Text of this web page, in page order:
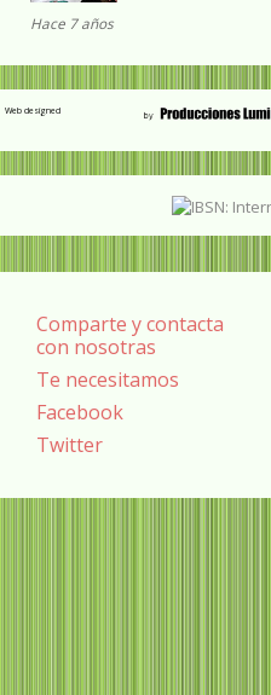
Hace 7 años
Web designed
Comparte y contacta
con nosotras
Te necesitamos
Facebook
Twitter